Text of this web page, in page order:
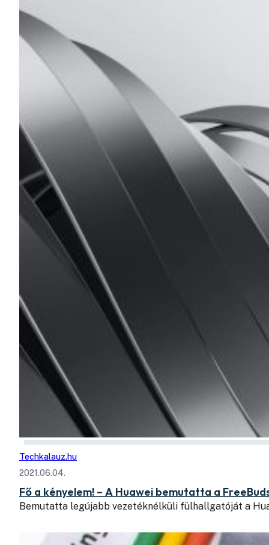
Techkalauz.hu
2021.06.04.
Fő a kényelem! – A Huawei bemutatta a
Bemutatta legújabb vezetéknélküli fülhallgatóját a